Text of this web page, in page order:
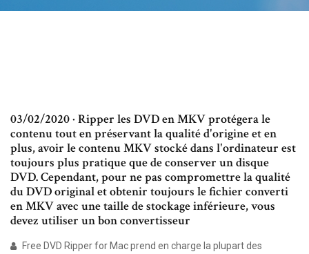
03/02/2020 · Ripper les DVD en MKV protégera le
contenu tout en préservant la qualité d'origine et en
plus, avoir le contenu MKV stocké dans l'ordinateur est
toujours plus pratique que de conserver un disque
DVD. Cependant, pour ne pas compromettre la qualité
du DVD original et obtenir toujours le fichier converti
en MKV avec une taille de stockage inférieure, vous
devez utiliser un bon convertisseur
Free DVD Ripper for Mac prend en charge la plupart des